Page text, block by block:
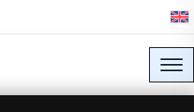
דלג לתוכן